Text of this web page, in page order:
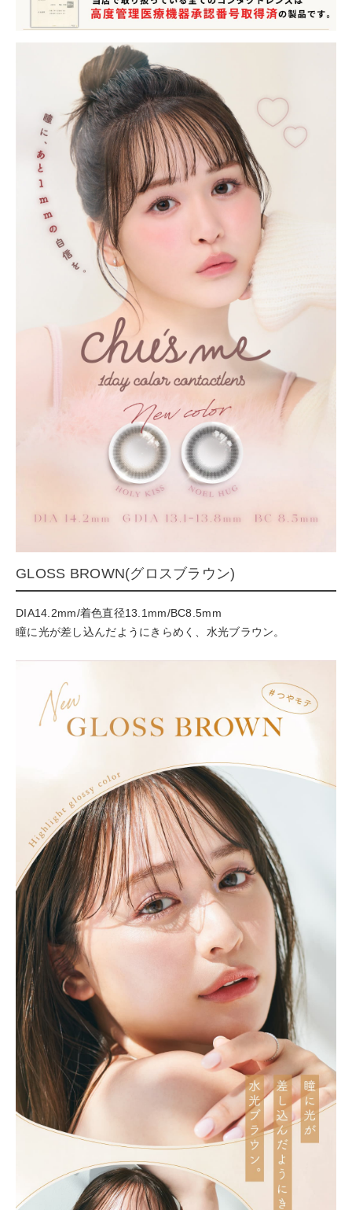
GLOSS BROWN(グロスブラウン)
DIA14.2mm/着色直径13.1mm/BC8.5mm
瞳に光が差し込んだようにきらめく、水光ブラウン。